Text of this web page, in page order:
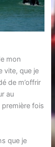
mon
vite, que je
de m’offrir
au
première fois
que je